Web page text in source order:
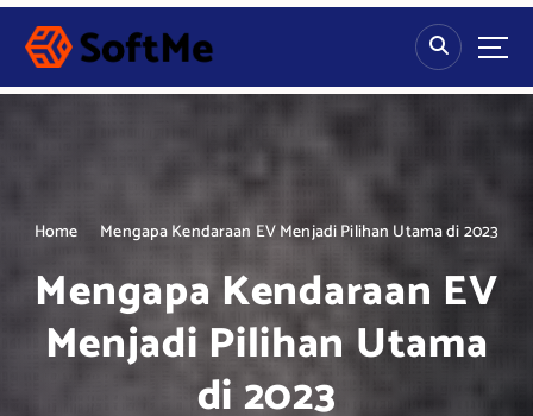
S
p
Home Mengapa Kendaraan EV Menjadi Pilihan Utama di 2023
Mengapa Kendaraan EV
Menjadi Pilihan Utama
di 2023